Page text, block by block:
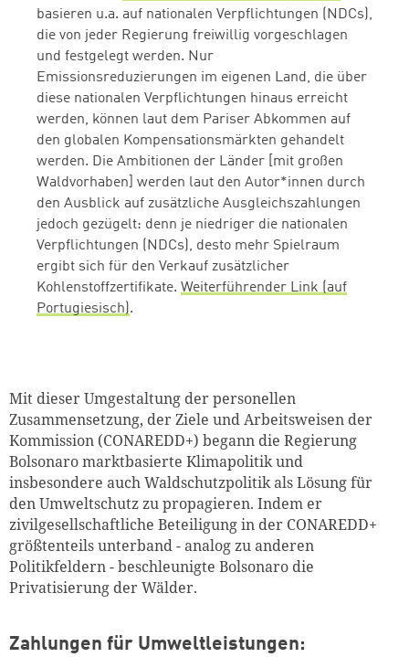
basieren u.a. auf nationalen Verpflichtungen (NDCs),
die von jeder Regierung freiwillig vorgeschlagen
und festgelegt werden. Nur
Emissionsreduzierungen im eigenen Land, die über
diese nationalen Verpflichtungen hinaus erreicht
werden, können laut dem Pariser Abkommen auf
den globalen Kompensationsmärkten gehandelt
werden. Die Ambitionen der Länder [mit großen
Waldvorhaben] werden laut den Autor*innen durch
den Ausblick auf zusätzliche Ausgleichszahlungen
jedoch gezügelt: denn je niedriger die nationalen
Verpflichtungen (NDCs), desto mehr Spielraum
ergibt sich für den Verkauf zusätzlicher
Kohlenstoffzertifikate. Weiterführender Link (auf
Portugiesisch).
Mit dieser Umgestaltung der personellen
Zusammensetzung, der Ziele und Arbeitsweisen der
Kommission (CONAREDD+) begann die Regierung
Bolsonaro marktbasierte Klimapolitik und
insbesondere auch Waldschutzpolitik als Lösung für
den Umweltschutz zu propagieren. Indem er
zivilgesellschaftliche Beteiligung in der CONAREDD+
größtenteils unterband - analog zu anderen
Politikfeldern - beschleunigte Bolsonaro die
Privatisierung der Wälder.
Zahlungen für Umweltleistungen: